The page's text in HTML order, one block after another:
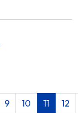
9 10 11 12